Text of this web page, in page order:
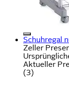
Schuhregal
Zeller
Aktueller
(3)